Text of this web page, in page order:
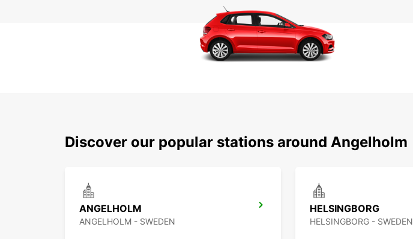
Discover our popular stations around Angelholm
ANGELHOLM
ANGELHOLM - SWEDEN
HELSINGBORG
HELSINGBORG - SWEDEN